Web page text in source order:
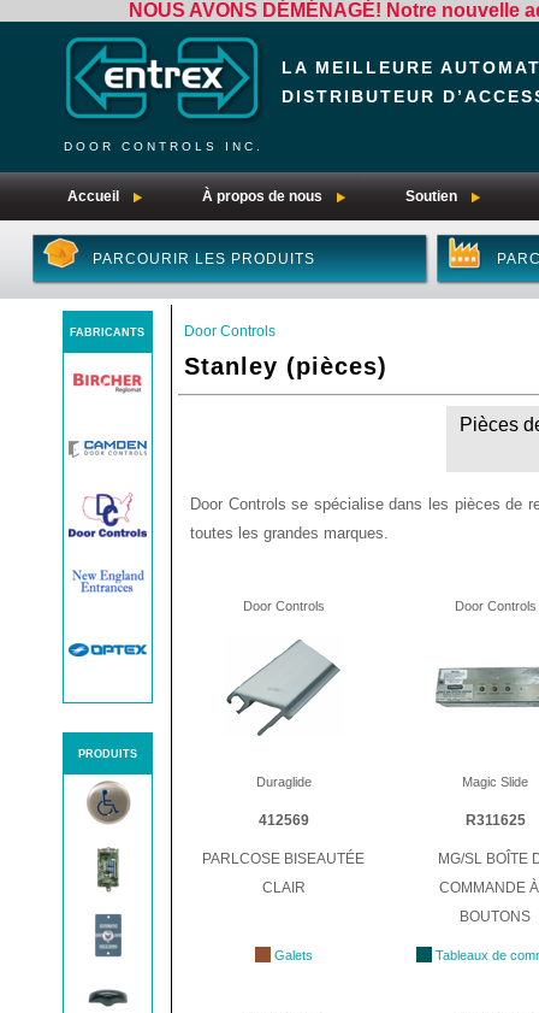
NOUS AVONS DÉMÉNAGÉ! Notre nouvelle
LA MEILLEURE
DISTRIBUTEUR
DOOR CONTROLS INC.
Accueil À propos de nous Soutien
PARCOURIR LES PRODUITS
FABRICANTS
PRODUITS
Door Controls
Stanley (pièces)
Pièces
Door Controls se spécialise dans les pièces de
toutes les grandes marques.
Door Controls Door Controls
Duraglide Magic Slide
412569 R311625
PARLCOSE BISEAUTÉE
CLAIR
MG/SL BOÎTE
COMMANDE
BOUTONS
Galets Tableaux de